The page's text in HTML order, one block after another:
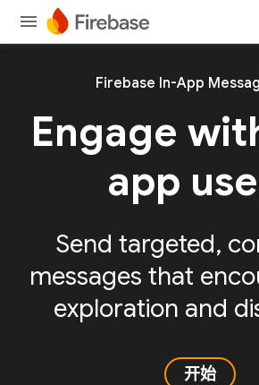
Firebase In-App
Engage
app
Send targeted,
messages that
exploration and
开始